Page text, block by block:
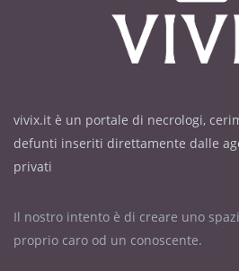
vivix.it è un portale di necrologi,
defunti inseriti direttamente dalle
privati
Il nostro intento è di creare uno
proprio caro od un conoscente.